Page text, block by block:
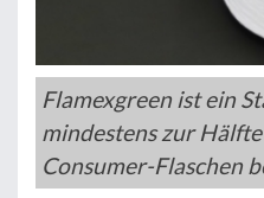
Flamexgreen ist ein
mindestens zur
Consumer-Flaschen